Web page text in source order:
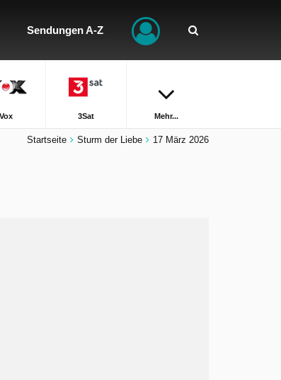
Sendungen A-Z
Vox 3Sat Mehr...
Startseite Sturm der Liebe 17 März 2026